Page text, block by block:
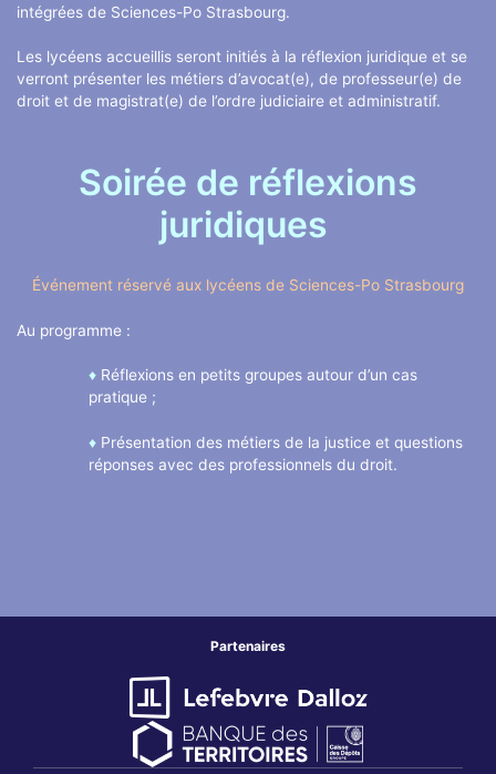
intégrées de Sciences-Po Strasbourg.
Les lycéens accueillis seront initiés à la réflexion juridique et se
verront présenter les métiers d’avocat(e), de professeur(e) de
droit et de magistrat(e) de l’ordre judiciaire et administratif.
Soirée de réflexions
juridiques
Événement réservé aux lycéens de Sciences-Po Strasbourg
Au programme :
♦ Réflexions en petits groupes autour d’un cas
pratique ;
♦ Présentation des métiers de la justice et questions
réponses avec des professionnels du droit.
Partenaires